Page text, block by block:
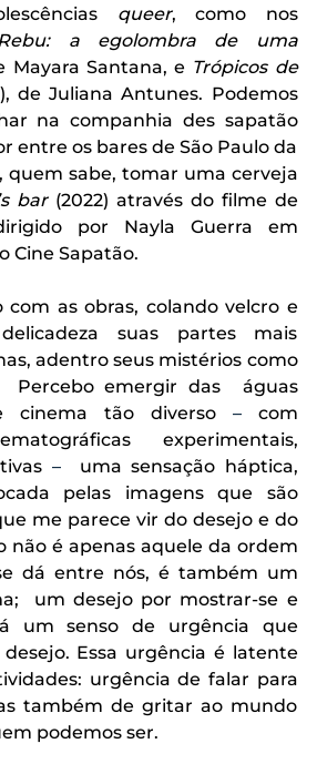
queer, como nos
a egolombra de uma
Mayara Santana, e Trópicos de
de Juliana Antunes. Podemos
na companhia des sapatão
entre os bares de São Paulo da
quem sabe, tomar uma cerveja
bar (2022) através do filme de
por Nayla Guerra em
Cine Sapatão.
com as obras, colando velcro e
suas partes mais
adentro seus mistérios como
Percebo emergir das  águas
cinema tão diverso – com
experimentais,
– uma sensação háptica,
pelas imagens que são
me parece vir do desejo e do
não é apenas aquele da ordem
dá entre nós, é também um
um desejo por mostrar-se e
um senso de urgência que
Essa urgência é latente
urgência de falar para
também de gritar ao mundo
podemos ser.